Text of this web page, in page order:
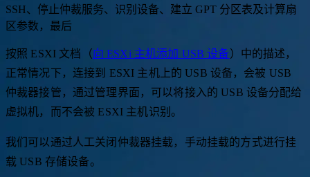
SSH、 停 止仲裁服务、 识别 设备、 建立 GPT 分 区 表及计算扇
区 参数 ， 最后
按照 ESXI 文档（向 ESXi 主机添加 USB 设备）中的描述，
正常情况下，连接到 ESXI 主机上的 USB 设备，会被 USB
仲裁器接管，通过管理界面，可以将接入的 USB 设备分配给
虚拟机，而不会被 ESXI 主机识别。
我们可以通过人工关闭仲裁器挂载，手动挂载的方式进行挂
载 USB 存储设备。